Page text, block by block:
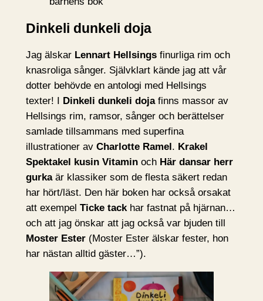
Dinkeli dunkeli doja
Jag älskar Lennart Hellsingsfinurliga rim och
knasroliga sånger. Självklart kände jag att vår
dotter behövde en antologi med Hellsings
texter! I Dinkeli dunkeli dojafinns massor av
Hellsings rim, ramsor, sånger och berättelser
samlade tillsammans med superfina
illustrationer av Charlotte Ramel. Krakel
Spektakel kusin Vitaminoch Här dansar herr
gurkaär klassiker som de flesta säkert redan
har hört/läst. Den här boken har också orsakat
att exempel Ticke tackhar fastnat på hjärnan…
och att jag önskar att jag också var bjuden till
Moster Ester(Moster Ester älskar fester, hon
har nästan alltid gäster…”).